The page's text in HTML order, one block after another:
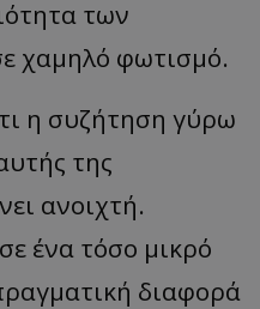
των
χαμηλό φωτισμό.
η συζήτηση γύρω
της
ανοιχτή.
ένα τόσο μικρό
διαφορά